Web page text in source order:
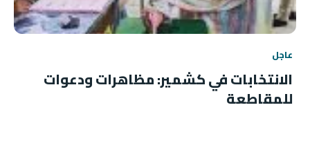
عاجل
الانتخابات في كشمير: مظاهرات ودعوات
للمقاطعة